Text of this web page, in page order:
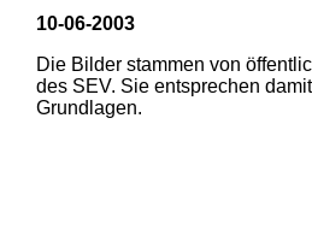
10-06-2003
Die Bilder stammen von
des SEV. Sie entsprechen
Grundlagen.